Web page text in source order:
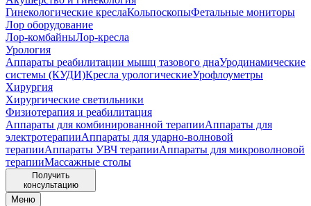
Гинекологические креслаКольпоскопыФетальные мониторы
Лор оборудование
Лор-комбайныЛор-кресла
Урология
Аппараты реабилитации мышц тазового днаУродинамические
системы (КУДИ)Кресла урологическиеУрофлоуметры
Хирургия
Хирургические светильники
Физиотерапия и реабилитация
Аппараты для комбинированной терапииАппараты для
электротерапииАппараты для ударно-волновой
терапииАппараты УВЧ терапииАппараты для микроволновой
терапииМассажные столы
Получить
консультацию
Меню